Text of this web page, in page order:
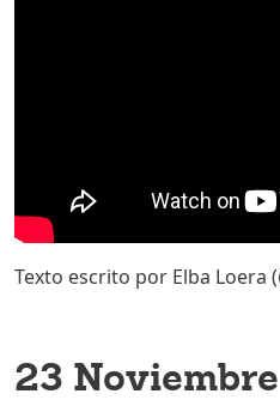
Texto escrito por Elba Loera
23